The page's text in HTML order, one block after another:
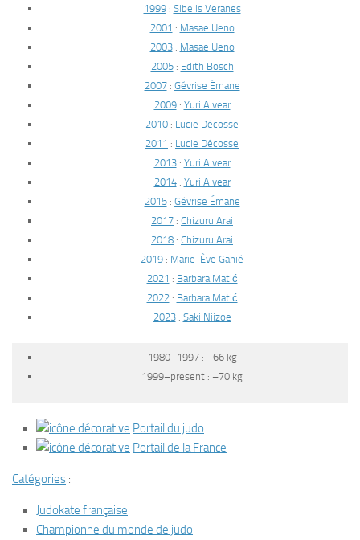
1999: Sibelis Veranes
2001 : Masae Ueno
2003: Masae Ueno
2005: Edith Bosch
2007: Gévrise Émane
2009: Yuri Alvear
2010 : Lucie Décosse
2011 : Lucie Décosse
2013: Yuri Alvear
2014: Yuri Alvear
2015: Gévrise Émane
2017 : Chizuru Arai
2018 : Chizuru Arai
2019 : Marie-Ève Gahié
2021 : Barbara Matić
2022 : Barbara Matić
2023: Saki Niizoe
1980–1997 : –66 kg
1999–present : –70 kg
Portail du judo
Portail de la France
Catégories :
Judokate française
Championne du monde de judo